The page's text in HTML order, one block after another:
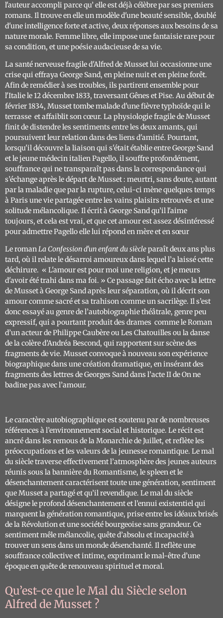
l'auteur accompli parce qu’ elle est déjà célèbre par ses premiers
romans. Il trouve en elle un modèle d'une beauté sensible, doublé
d'une intelligence forte et active, deux réponses aux besoins de sa
nature morale. Femme libre, elle impose une fantaisie rare pour
sa condition, et une poésie audacieuse de sa vie.
La santé nerveuse fragile d'Alfred de Musset lui occasionne une
crise qui effraya George Sand, en pleine nuit et en pleine forêt.
Afin de remédier à ses troubles, ils partirent ensemble pour
l'Italie le 12 décembre 1833, traversant Gênes et Pise. Au début de
février 1834, Musset tombe malade d'une fièvre typhoïde qui le
terrasse et affaiblit son cœur. La physiologie fragile de Musset
finit de distendre les sentiments entre les deux amants, qui
poursuivent leur relation dans des liens d'amitié. Pourtant,
lorsqu'il découvre la liaison qui s'était établie entre George Sand
et le jeune médecin italien Pagello, il souffre profondément,
souffrance qui ne transparaît pas dans la correspondance qui
s’échange après le départ de Musset : meurtri, sans doute, autant
par la maladie que par la rupture, celui-ci mène quelques temps
à Paris une vie partagée entre les vains plaisirs retrouvés et une
solitude mélancolique. Il écrit à George Sand qu’il l'aime
toujours, et cela est vrai, et que cet amour est assez désintéressé
pour admettre Pagello elle lui répond en mère et en sœur
Le romanLa Confession d'un enfant du siècleparaît deux ans plus
tard, où il relate le désarroi amoureux dans lequel l’a laissé cette
déchirure. « L'amour est pour moi une religion, et je meurs
d'avoir été trahi dans ma foi. » Ce passage fait écho avec la lettre
de Musset à George Sand après leur séparation, où il décrit son
amour comme sacré et sa trahison comme un sacrilège. Il s’est
donc essayé au genre de l’autobiographie théâtrale, genre peu
expressif, qui a pourtant produit des drames comme leRoman
d’un acteurde Philippe Caubère ouLes Chatouilles ou la danse
de la colèred’Andréa Bescond, qui rapportent sur scène des
fragments de vie. Musset convoque à nouveau son expérience
biographique dans une création dramatique, en insérant des
fragments des lettres de Georges Sand dans l’acte II deOn ne
badine pas avec l’amour.
Le caractère autobiographique est soutenu par de nombreuses
références à l’environnement social et historique. Le récit est
ancré dans les remous de la Monarchie de Juillet, et reflète les
préoccupations et les valeurs de la jeunesse romantique. Le mal
du siècle traverse effectivement l’atmosphère des jeunes auteurs
réunis sous la bannière du Romantisme, le spleen et le
désenchantement caractérisent toute une génération, sentiment
que Musset a partagé et qu’il revendique. Le mal du siècle
désigne le profond désenchantement et l’ennui existentiel qui
marquent la génération romantique, prise entre les idéaux brisés
de la Révolution et une société bourgeoise sans grandeur. Ce
sentiment mêle mélancolie, quête d’absolu et incapacité à
trouver un sens dans un monde désenchanté. Il reflète une
souffrance collective et intime, exprimant le mal-être d’une
époque en quête de renouveau spirituel et moral.
Qu’est-ce que le Mal du Siècle selon
Alfred de Musset ?